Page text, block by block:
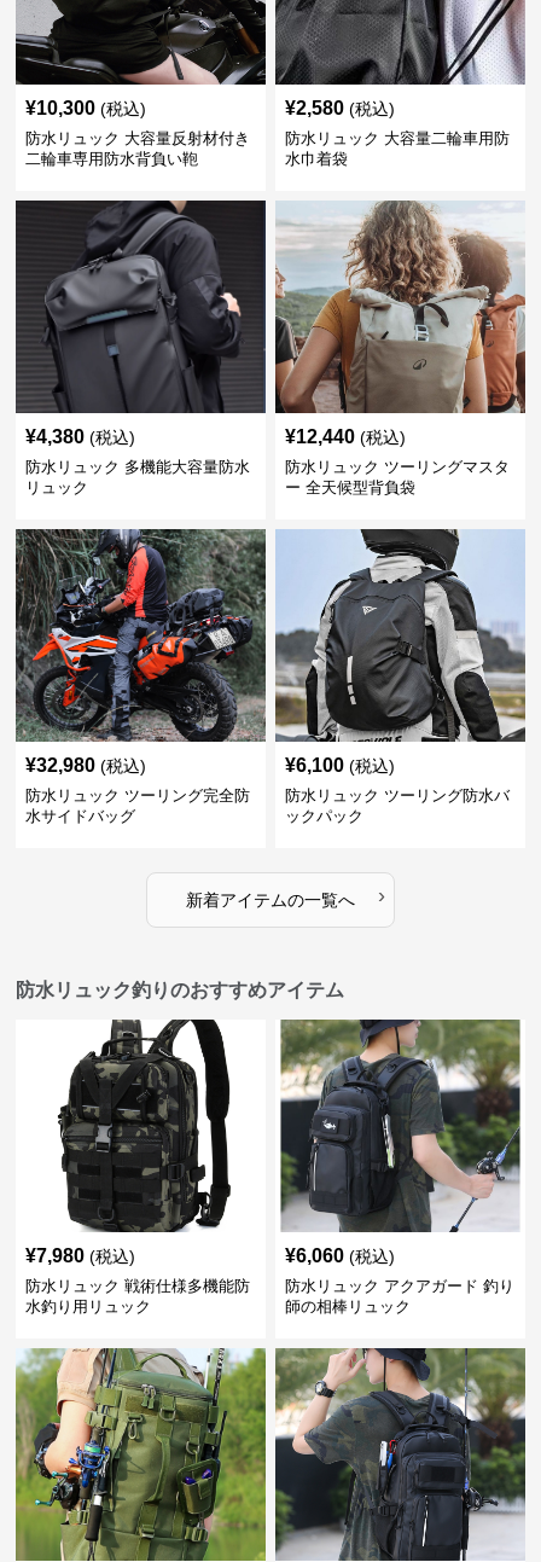
¥10,300 (税込)
防水リュック 大容量反射材付き
二輪車専用防水背負い鞄
¥2,580 (税込)
防水リュック 大容量二輪車用防
水巾着袋
¥4,380 (税込)
防水リュック 多機能大容量防水
リュック
¥12,440 (税込)
防水リュック ツーリングマスタ
ー 全天候型背負袋
¥32,980 (税込)
防水リュック ツーリング完全防
水サイドバッグ
¥6,100 (税込)
防水リュック ツーリング防水バ
ックパック
新着アイテムの一覧へ ›
防水リュック釣りのおすすめアイテム
¥7,980 (税込)
防水リュック 戦術仕様多機能防
水釣り用リュック
¥6,060 (税込)
防水リュック アクアガード 釣り
師の相棒リュック